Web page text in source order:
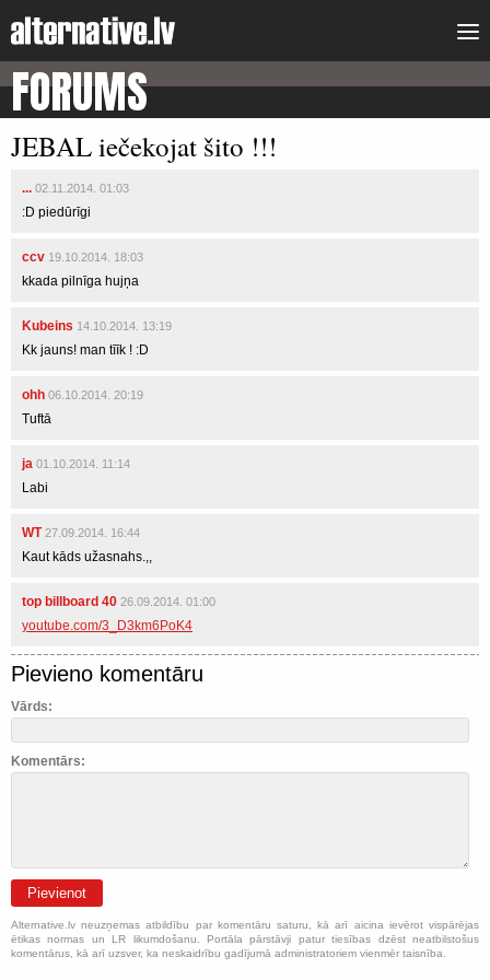
FORUMS
JEBAL iečekojat šito !!!
... 02.11.2014. 01:03
:D piedūrīgi
ccv 19.10.2014. 18:03
kkada pilnīga hujņa
Kubeins 14.10.2014. 13:19
Kk jauns! man tīīk ! :D
ohh 06.10.2014. 20:19
Tuftā
ja 01.10.2014. 11:14
Labi
WT 27.09.2014. 16:44
Kaut kāds užasnahs.,,
top billboard 40 26.09.2014. 01:00
youtube.com/3_D3km6PoK4
Pievieno komentāru
Vārds:
Komentārs:
Pievienot
Alternative.lv neuzņemas atbildību par komentāru saturu, kā arī aicina ievērot vispārējas
ētikas normas un LR likumdošanu. Portāla pārstāvji patur tiesības dzēst neatbilstošus
komentārus, kā arī uzsver, ka neskaidrību gadījumā administratoriem vienmēr taisnība.